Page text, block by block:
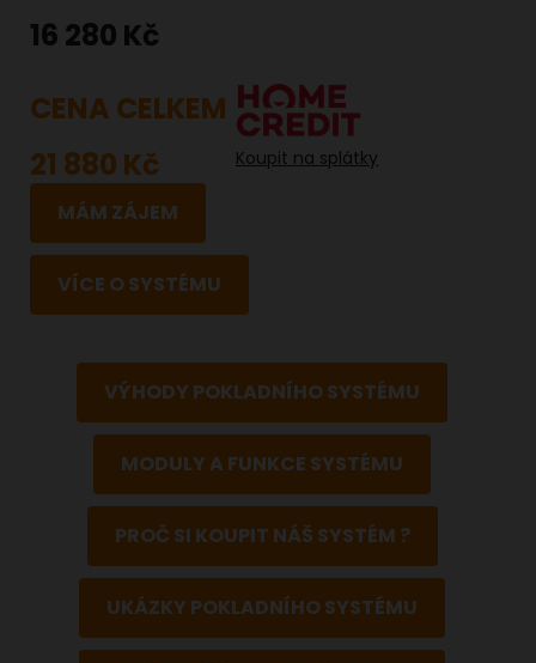
16 280 Kč
CENA CELKEM
21 880 Kč
Koupit na splátky
MÁM ZÁJEM
VÍCE O SYSTÉMU
VÝHODY POKLADNÍHO SYSTÉMU
MODULY A FUNKCE SYSTÉMU
PROČ SI KOUPIT NÁŠ SYSTÉM ?
UKÁZKY POKLADNÍHO SYSTÉMU